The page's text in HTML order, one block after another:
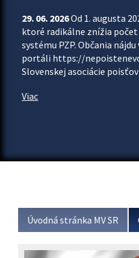
29. 06. 2026Od 1. augusta
ktoré radikálne znížia
systému PZP. Občania
portáli https://
Slovenskej asociácie
Viac
Úvodná stránka MV SR